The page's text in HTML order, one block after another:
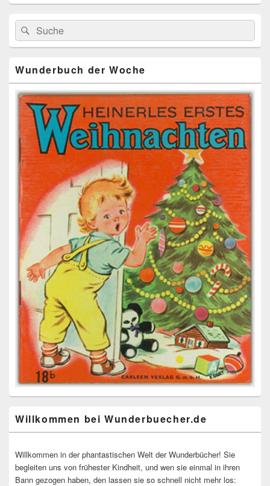
Primärer
Seitenleisten
Widget-
Bereich
Search
for:
Suche
Wunderbuch der Woche
Willkommen bei Wunderbuecher.de
Willkommen in der phantastischen Welt der Wunderbücher! Sie
begleiten uns von frühester Kindheit, und wen sie einmal in ihren
Bann gezogen haben, den lassen sie so schnell nicht mehr los: